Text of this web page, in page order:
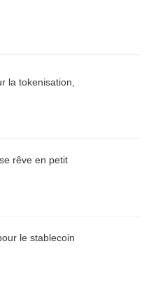
la tokenisation,
rêve en petit
le stablecoin